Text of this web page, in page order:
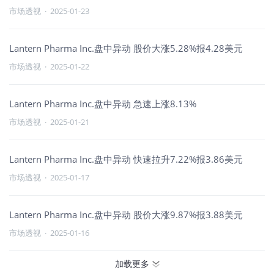
市场透视 · 2025-01-23
Lantern Pharma Inc.盘中异动 股价大涨5.28%报4.28美元
市场透视 · 2025-01-22
Lantern Pharma Inc.盘中异动 急速上涨8.13%
市场透视 · 2025-01-21
Lantern Pharma Inc.盘中异动 快速拉升7.22%报3.86美元
市场透视 · 2025-01-17
Lantern Pharma Inc.盘中异动 股价大涨9.87%报3.88美元
市场透视 · 2025-01-16
加载更多